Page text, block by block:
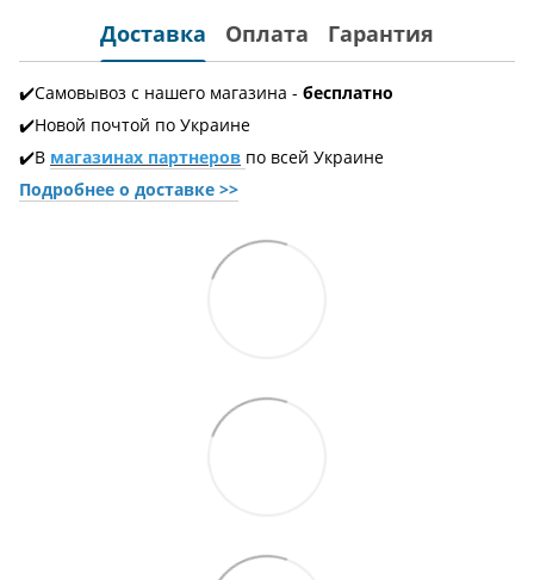
Доставка Оплата Гарантия
✔️Самовывоз с нашего магазина - бесплатно
✔️Новой почтой по Украине
✔️В магазинах партнеров по всей Украине
Подробнее о доставке >>